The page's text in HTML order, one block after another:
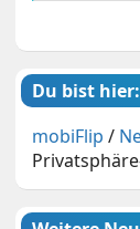
Du bist hier:
mobiFlip /